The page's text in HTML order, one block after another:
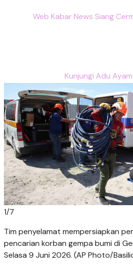
Web Kabar News Siang
Kunjungi Adu
1/7
Tim penyelamat mempersiapkan
pencarian korban gempa bumi di
Selasa 9 Juni 2026. (AP Photo/